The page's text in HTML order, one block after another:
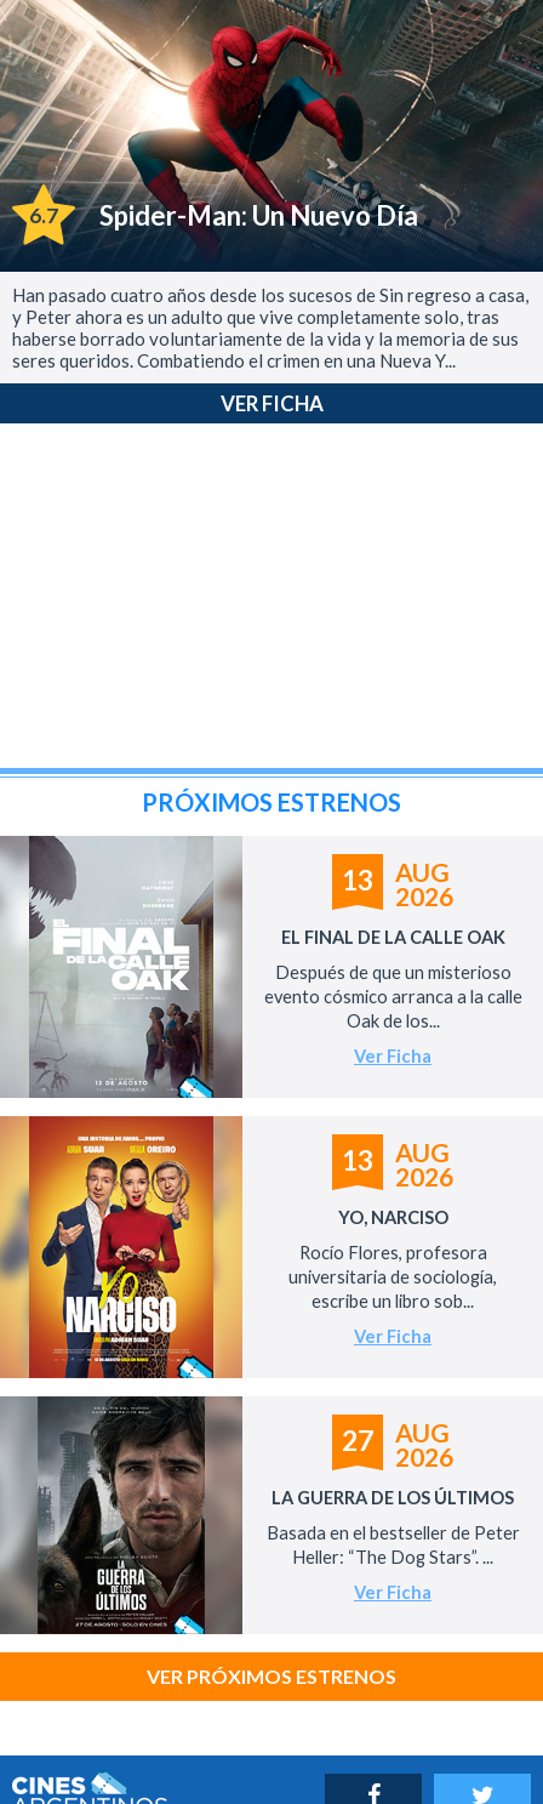
6.7 Spider-Man: Un Nuevo Día
Han pasado cuatro años desde los sucesos de Sin regreso a casa,
y Peter ahora es un adulto que vive completamente solo, tras
haberse borrado voluntariamente de la vida y la memoria de sus
seres queridos. Combatiendo el crimen en una Nueva Y...
VER FICHA
PRÓXIMOS ESTRENOS
13
AUG
2026
EL FINAL DE LA CALLE OAK
Después de que un misterioso
evento cósmico arranca a la calle
Oak de los...
Ver Ficha
13
AUG
2026
YO, NARCISO
Rocío Flores, profesora
universitaria de sociología,
escribe un libro sob...
Ver Ficha
27
AUG
2026
LA GUERRA DE LOS ÚLTIMOS
Basada en el bestseller de Peter
Heller: “The Dog Stars”. ...
Ver Ficha
VER PRÓXIMOS ESTRENOS